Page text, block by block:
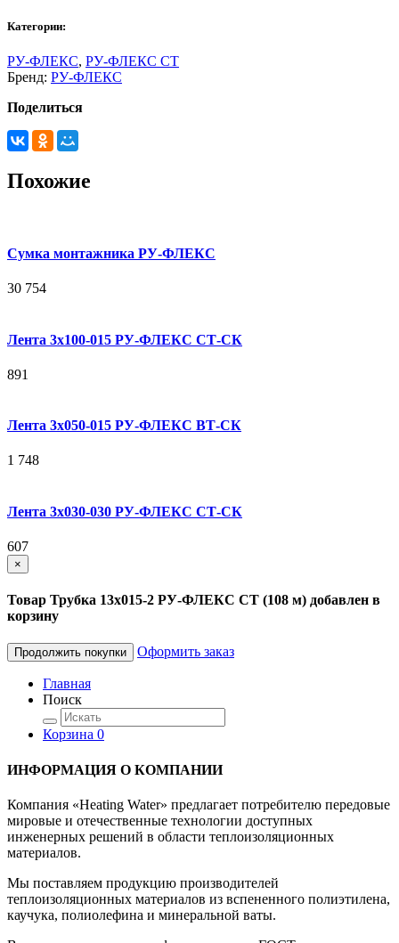
Категории:
РУ-ФЛЕКС, РУ-ФЛЕКС СТ
Бренд: РУ-ФЛЕКС
Поделиться
Похожие
Сумка монтажника РУ-ФЛЕКС
30 754
Лента 3х100-015 РУ-ФЛЕКС СТ-СК
891
Лента 3х050-015 РУ-ФЛЕКС ВТ-СК
1 748
Лента 3х030-030 РУ-ФЛЕКС СТ-СК
607
×
Товар Трубка 13х015-2 РУ-ФЛЕКС СТ (108 м) добавлен в
корзину
Продолжить покупки Оформить заказ
Главная
Поиск
Корзина 0
ИНФОРМАЦИЯ О КОМПАНИИ
Компания «Heating Water» предлагает потребителю передовые
мировые и отечественные технологии доступных
инженерных решений в области теплоизоляционных
материалов.
Мы поставляем продукцию производителей
теплоизоляционных материалов из вспененного полиэтилена,
каучука, полиолефина и минеральной ваты.